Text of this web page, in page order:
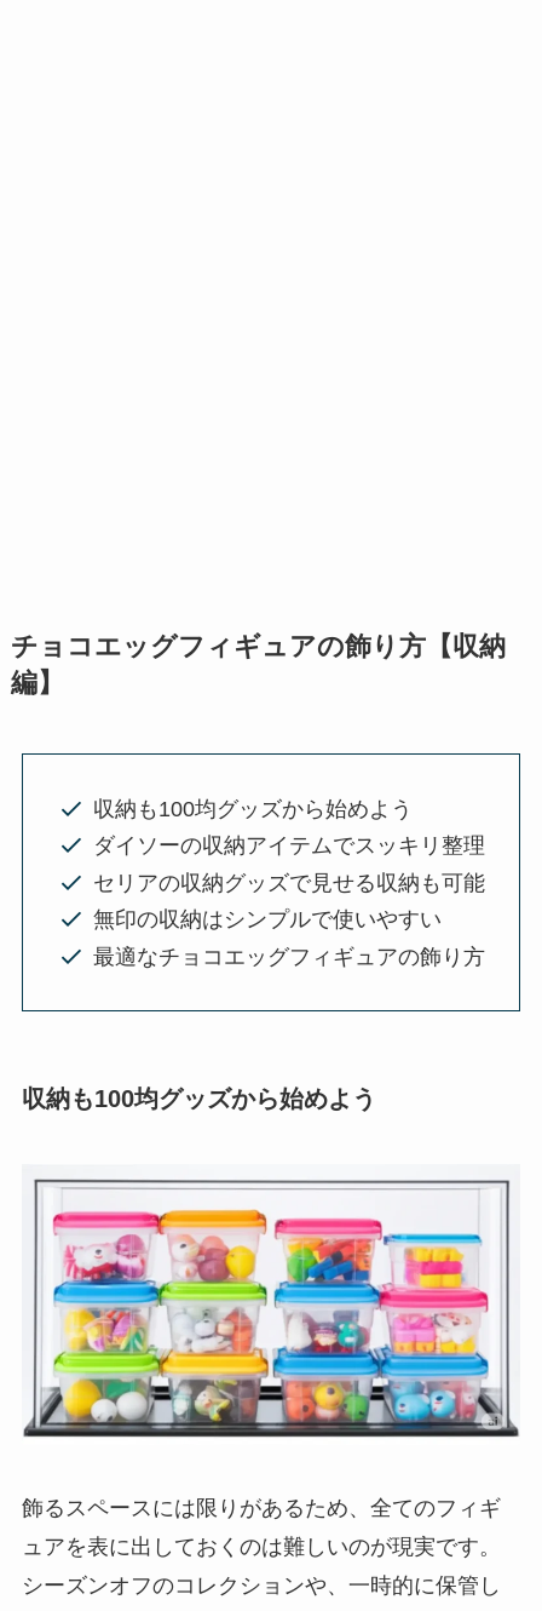
チョコエッグフィギュアの飾り方【収納
編】
収納も100均グッズから始めよう
ダイソーの収納アイテムでスッキリ整理
セリアの収納グッズで見せる収納も可能
無印の収納はシンプルで使いやすい
最適なチョコエッグフィギュアの飾り方
収納も100均グッズから始めよう
飾るスペースには限りがあるため、全てのフィギ
ュアを表に出しておくのは難しいのが現実です。
シーズンオフのコレクションや、一時的に保管し